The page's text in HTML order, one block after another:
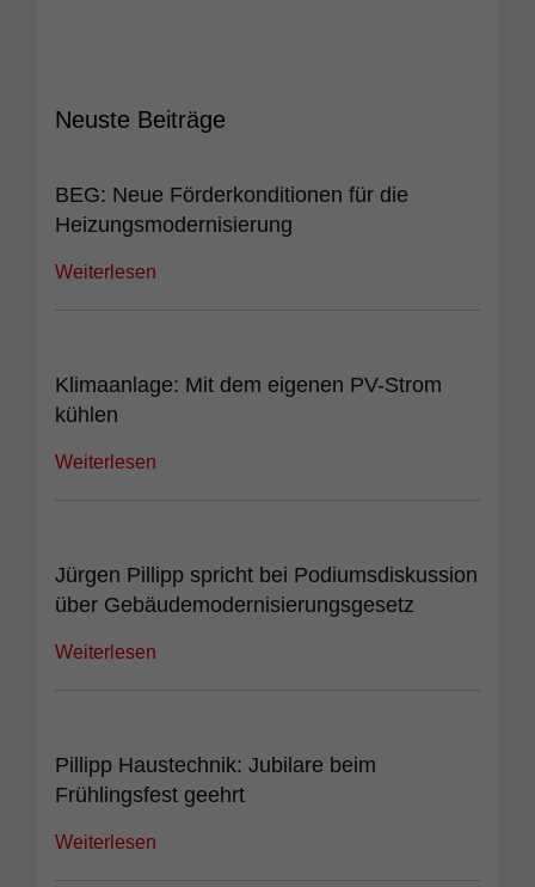
Neuste Beiträge
BEG: Neue Förderkonditionen für die
Heizungsmodernisierung
Weiterlesen
Klimaanlage: Mit dem eigenen PV-Strom
kühlen
Weiterlesen
Jürgen Pillipp spricht bei Podiumsdiskussion
über Gebäudemodernisierungsgesetz
Weiterlesen
Pillipp Haustechnik: Jubilare beim
Frühlingsfest geehrt
Weiterlesen